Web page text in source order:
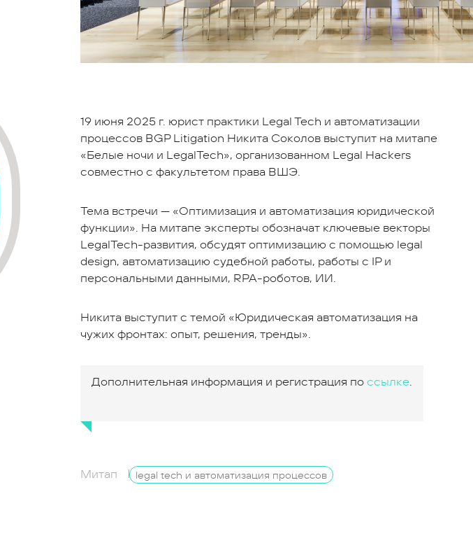
19 июня 2025 г. юрист практики Legal Tech и автоматизации
процессов BGP Litigation Никита Соколов выступит на митапе
«Белые ночи и LegalTech», организованном Legal Hackers
совместно с факультетом права ВШЭ.
Тема встречи — «Оптимизация и автоматизация юридической
функции». На митапе эксперты обозначат ключевые векторы
LegalTech-развития, обсудят оптимизацию с помощью legal
design, автоматизацию судебной работы, работы с IP и
персональными данными, RPA-роботов, ИИ.
Никита выступит с темой «Юридическая автоматизация на
чужих фронтах: опыт, решения, тренды».
Дополнительная информация и регистрация поссылке.
Митап legal tech и автоматизация процессов